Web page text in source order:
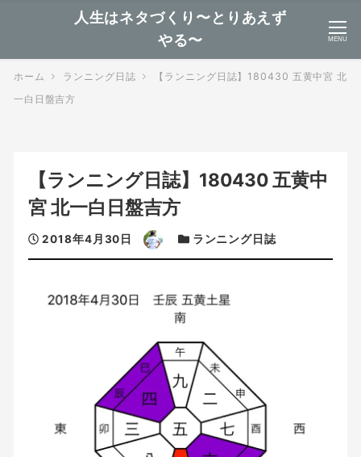
人生はネタづくり〜とりあえず
やる〜
MENU
ホーム ランニング日誌
【ランニング日誌】180430 五黄中宮 北
一白日盤吉方
【ランニング日誌】180430 五黄中
宮 北一白日盤吉方
投
稿
2018年4月30日
著
者
カ
テ
リ
ランニング日誌